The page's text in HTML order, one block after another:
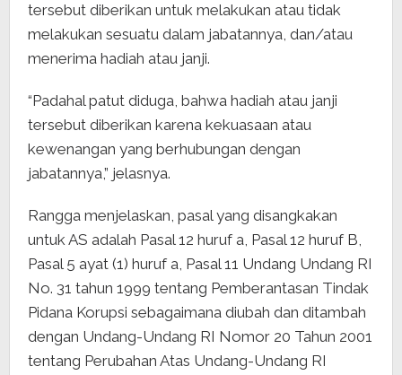
tersebut diberikan untuk melakukan atau tidak
melakukan sesuatu dalam jabatannya, dan/atau
menerima hadiah atau janji.
“Padahal patut diduga, bahwa hadiah atau janji
tersebut diberikan karena kekuasaan atau
kewenangan yang berhubungan dengan
jabatannya,” jelasnya.
Rangga menjelaskan, pasal yang disangkakan
untuk AS adalah Pasal 12 huruf a, Pasal 12 huruf B,
Pasal 5 ayat (1) huruf a, Pasal 11 Undang Undang RI
No. 31 tahun 1999 tentang Pemberantasan Tindak
Pidana Korupsi sebagaimana diubah dan ditambah
dengan Undang-Undang RI Nomor 20 Tahun 2001
tentang Perubahan Atas Undang-Undang RI